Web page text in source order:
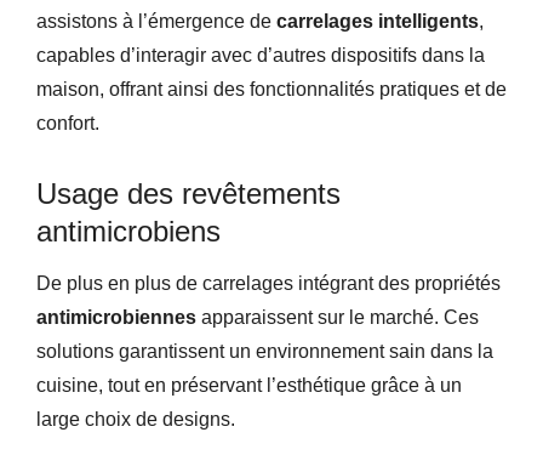
assistons à l’émergence de carrelages intelligents,
capables d’interagir avec d’autres dispositifs dans la
maison, offrant ainsi des fonctionnalités pratiques et de
confort.
Usage des revêtements
antimicrobiens
De plus en plus de carrelages intégrant des propriétés
antimicrobiennes apparaissent sur le marché. Ces
solutions garantissent un environnement sain dans la
cuisine, tout en préservant l’esthétique grâce à un
large choix de designs.